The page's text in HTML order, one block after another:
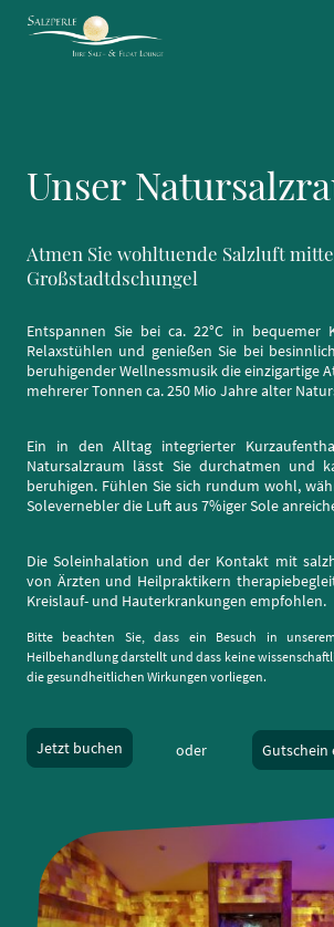
Unser
Atmen Sie wohltuende Salzluft
Großstadtdschungel
Entspannen Sie bei ca. 22°C in bequemer
Relaxstühlen und genießen Sie bei
beruhigender Wellnessmusik die einzigartige
mehrerer Tonnen ca. 250 Mio Jahre alter
Ein in den Alltag integrierter
Natursalzraum lässt Sie durchatmen und
beruhigen. Fühlen Sie sich rundum wohl,
Solevernebler die Luft aus 7%iger Sole
Die Soleinhalation und der Kontakt mit
von Ärzten und Heilpraktikern
Kreislauf- und Hauterkrankungen empfohlen.
Bitte beachten Sie, dass ein Besuch in
Heilbehandlung darstellt und dass keine
die gesundheitlichen Wirkungen vorliegen.
Jetzt buchen oder Gutschein